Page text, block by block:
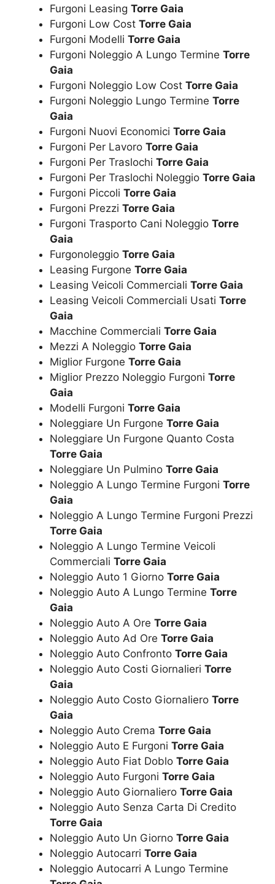
Furgoni Leasing Torre Gaia
Furgoni Low Cost Torre Gaia
Furgoni Modelli Torre Gaia
Furgoni Noleggio A Lungo Termine Torre
Gaia
Furgoni Noleggio Low Cost Torre Gaia
Furgoni Noleggio Lungo Termine Torre
Gaia
Furgoni Nuovi Economici Torre Gaia
Furgoni Per Lavoro Torre Gaia
Furgoni Per Traslochi Torre Gaia
Furgoni Per Traslochi Noleggio Torre Gaia
Furgoni Piccoli Torre Gaia
Furgoni Prezzi Torre Gaia
Furgoni Trasporto Cani Noleggio Torre
Gaia
Furgonoleggio Torre Gaia
Leasing Furgone Torre Gaia
Leasing Veicoli Commerciali Torre Gaia
Leasing Veicoli Commerciali Usati Torre
Gaia
Macchine Commerciali Torre Gaia
Mezzi A Noleggio Torre Gaia
Miglior Furgone Torre Gaia
Miglior Prezzo Noleggio Furgoni Torre
Gaia
Modelli Furgoni Torre Gaia
Noleggiare Un Furgone Torre Gaia
Noleggiare Un Furgone Quanto Costa
Torre Gaia
Noleggiare Un Pulmino Torre Gaia
Noleggio A Lungo Termine Furgoni Torre
Gaia
Noleggio A Lungo Termine Furgoni Prezzi
Torre Gaia
Noleggio A Lungo Termine Veicoli
Commerciali Torre Gaia
Noleggio Auto 1 Giorno Torre Gaia
Noleggio Auto A Lungo Termine Torre
Gaia
Noleggio Auto A Ore Torre Gaia
Noleggio Auto Ad Ore Torre Gaia
Noleggio Auto Confronto Torre Gaia
Noleggio Auto Costi Giornalieri Torre
Gaia
Noleggio Auto Costo Giornaliero Torre
Gaia
Noleggio Auto Crema Torre Gaia
Noleggio Auto E Furgoni Torre Gaia
Noleggio Auto Fiat Doblo Torre Gaia
Noleggio Auto Furgoni Torre Gaia
Noleggio Auto Giornaliero Torre Gaia
Noleggio Auto Senza Carta Di Credito
Torre Gaia
Noleggio Auto Un Giorno Torre Gaia
Noleggio Autocarri Torre Gaia
Noleggio Autocarri A Lungo Termine